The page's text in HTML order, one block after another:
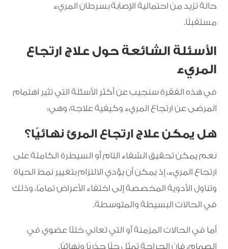
حالة تزيد من احتمالية الإصابة بسرطان المريء
مستقبلًا.
الأسئلة الشائعة حول علاج ارتجاع
المريء
في هذه الفقرة سنجيب عن أكثر الأسئلة التي تثير اهتمام
المرضى عن ارتجاع المريء وكيفية علاجه، وهي:
هل يمكن علاج ارتجاع المرئ نهائيًا؟
نعم يمكن تحقيق الشفاء التام أو السيطرة الكاملة على
ارتجاع المريء، إذ يمكن أن يؤدي الالتزام بتغيير نمط الحياة
وتناول الأدوية المخصصة إلى اختفاء الأعراض تمامًا، وذلك
في الحالات البسيطة والمتوسطة.
أما في الحالات المزمنة أو التي تعاني خللًا عضوي في
الصمام، فإن الجراحة تمثل حلًا جذريًا ونهائيًا.